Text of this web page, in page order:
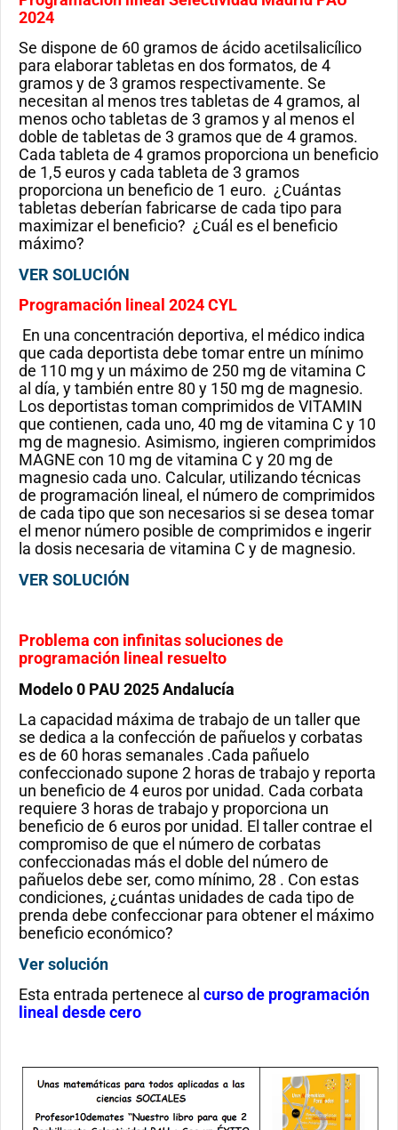
2024
Se dispone de 60 gramos de ácido acetilsalicílico
para elaborar tabletas en dos formatos, de 4
gramos y de 3 gramos respectivamente. Se
necesitan al menos tres tabletas de 4 gramos, al
menos ocho tabletas de 3 gramos y al menos el
doble de tabletas de 3 gramos que de 4 gramos.
Cada tableta de 4 gramos proporciona un beneficio
de 1,5 euros y cada tableta de 3 gramos
proporciona un beneficio de 1 euro. ¿Cuántas
tabletas deberían fabricarse de cada tipo para
maximizar el beneficio? ¿Cuál es el beneficio
máximo?
VER SOLUCIÓN
Programación lineal 2024 CYL
En una concentración deportiva, el médico indica
que cada deportista debe tomar entre un mínimo
de 110 mg y un máximo de 250 mg de vitamina C
al día, y también entre 80 y 150 mg de magnesio.
Los deportistas toman comprimidos de VITAMIN
que contienen, cada uno, 40 mg de vitamina C y 10
mg de magnesio. Asimismo, ingieren comprimidos
MAGNE con 10 mg de vitamina C y 20 mg de
magnesio cada uno. Calcular, utilizando técnicas
de programación lineal, el número de comprimidos
de cada tipo que son necesarios si se desea tomar
el menor número posible de comprimidos e ingerir
la dosis necesaria de vitamina C y de magnesio.
VER SOLUCIÓN
Problema con infinitas soluciones de
programación lineal resuelto
Modelo 0 PAU 2025 Andalucía
La capacidad máxima de trabajo de un taller que
se dedica a la confección de pañuelos y corbatas
es de 60 horas semanales .Cada pañuelo
confeccionado supone 2 horas de trabajo y reporta
un beneficio de 4 euros por unidad. Cada corbata
requiere 3 horas de trabajo y proporciona un
beneficio de 6 euros por unidad. El taller contrae el
compromiso de que el número de corbatas
confeccionadas más el doble del número de
pañuelos debe ser, como mínimo, 28 . Con estas
condiciones, ¿cuántas unidades de cada tipo de
prenda debe confeccionar para obtener el máximo
beneficio económico?
Ver solución
Esta entrada pertenece al curso de programación
lineal desde cero